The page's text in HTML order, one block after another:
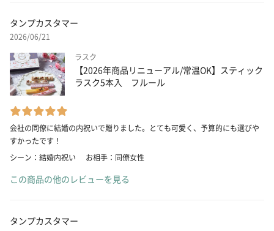
タンプカスタマー
2026/06/21
ラスク
【2026年商品リニューアル/常温OK】スティック
ラスク5本入 フルール
会社の同僚に結婚の内祝いで贈りました。とても可愛く、予算的にも選びや
すかったです！
シーン：結婚内祝い
お相手：同僚女性
この商品の他のレビューを見る
タンプカスタマー